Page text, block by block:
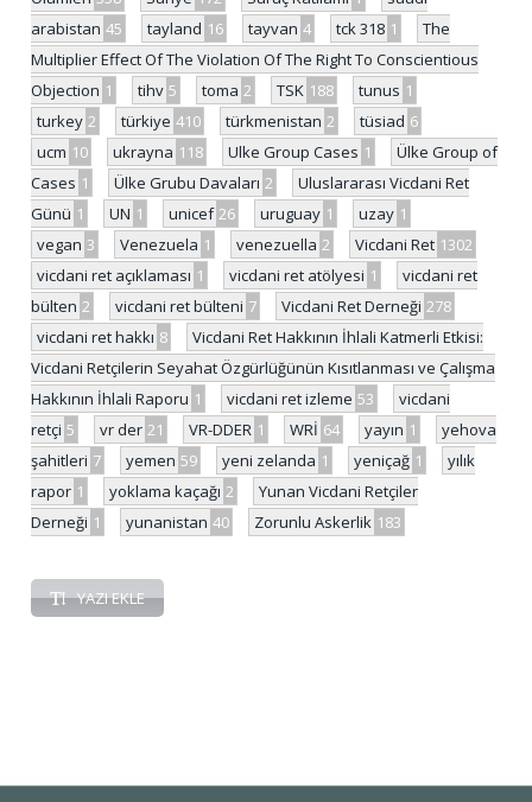
arabistan 45 tayland 16 tayvan 4 tck 318 1
The
Multiplier Effect Of The Violation Of The Right To Conscientious
Objection 1 tihv 5 toma 2 TSK 188 tunus 1
turkey 2 türkiye 410 türkmenistan 2 tüsiad 6
ucm 10 ukrayna 118 Ulke Group Cases 1
Ülke Group of
Cases 1 Ülke Grubu Davaları 2
Uluslararası Vicdani Ret
Günü 1 UN 1 unicef 26 uruguay 1 uzay 1
vegan 3 Venezuela 1 venezuella 2 Vicdani Ret 1302
vicdani ret açıklaması 1 vicdani ret atölyesi 1
vicdani ret
bülten 2 vicdani ret bülteni 7 Vicdani Ret Derneği 278
vicdani ret hakkı 8
Vicdani Ret Hakkının İhlali Katmerli Etkisi:
Vicdani Retçilerin Seyahat Özgürlüğünün Kısıtlanması ve Çalışma
Hakkının İhlali Raporu 1 vicdani ret izleme 53
vicdani
retçi 5 vr der 21 VR-DDER 1 WRİ 64 yayın 1
yehova
şahitleri 7 yemen 59 yeni zelanda 1 yeniçağ 1
yılık
rapor 1 yoklama kaçağı 2
Yunan Vicdani Retçiler
Derneği 1 yunanistan 40 Zorunlu Askerlik 183
YAZI EKLE